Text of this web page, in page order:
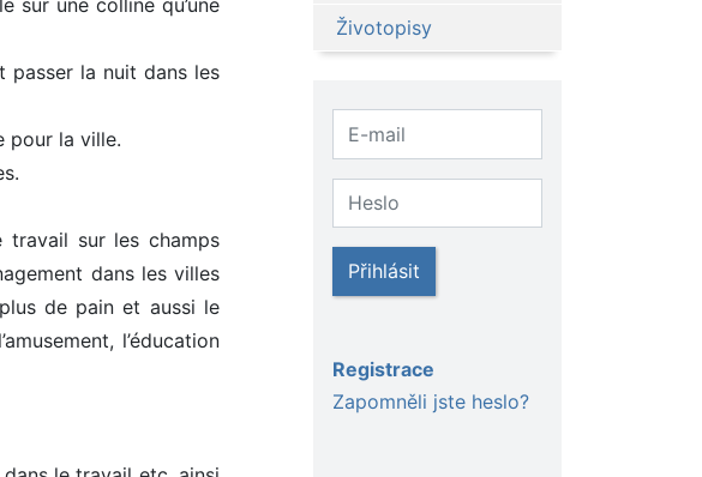
une colline qu’une
passer la nuit dans les
pour la ville.
travail sur les champs
dans les villes
de pain et aussi le
l’éducation
Životopisy
Přihlásit
Registrace
Zapomněli jste heslo?